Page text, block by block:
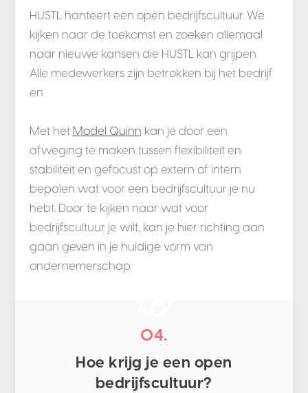
HUSTL hanteert een open bedrijfscultuur. We
kijken naar de toekomst en zoeken allemaal
naar nieuwe kansen die HUSTL kan grijpen.
Alle medewerkers zijn betrokken bij het bedrijf
en
Met het Model Quinn kan je door een
afweging te maken tussen flexibiliteit en
stabiliteit en gefocust op extern of intern
bepalen wat voor een bedrijfscultuur je nu
hebt. Door te kijken naar wat voor
bedrijfscultuur je wilt, kan je hier richting aan
gaan geven in je huidige vorm van
ondernemerschap.
04.
Hoe krijg je een open
bedrijfscultuur?